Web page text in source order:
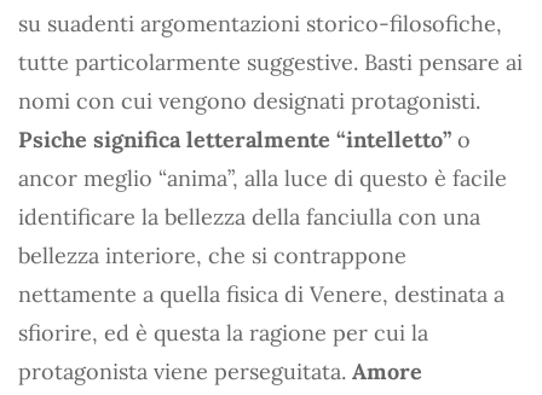
su suadenti argomentazioni storico-filosofiche,
tutte particolarmente suggestive. Basti pensare ai
nomi con cui vengono designati protagonisti.
Psiche significa letteralmente “intelletto” o
ancor meglio “anima”, alla luce di questo è facile
identificare la bellezza della fanciulla con una
bellezza interiore, che si contrappone
nettamente a quella fisica di Venere, destinata a
sfiorire, ed è questa la ragione per cui la
protagonista viene perseguitata. Amore